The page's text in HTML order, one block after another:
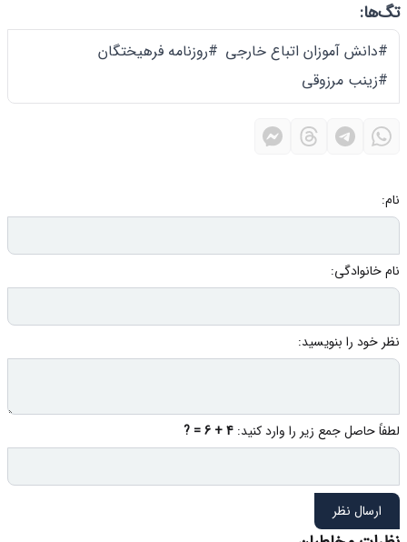
تگ‌ها:
#دانش آموزان اتباع خارجی #روزنامه فرهیختگان
#زینب مرزوقی
نام:
نام خانوادگی:
نظر خود را بنویسید:
لطفاً حاصل جمع زیر را وارد کنید: 4 + 6 = ?
ارسال نظر